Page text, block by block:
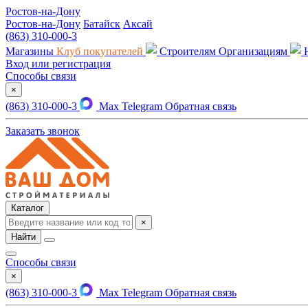
Ростов-на-Дону
Ростов-на-Дону Батайск Аксай
(863) 310-000-3
Магазины Клуб покупателей Строителям Организациям
Вход или регистрация
Способы связи
×
(863) 310-000-3 Max Telegram Обратная связь
Заказать звонок
Каталог
×
Найти
Способы связи
×
(863) 310-000-3 Max Telegram Обратная связь